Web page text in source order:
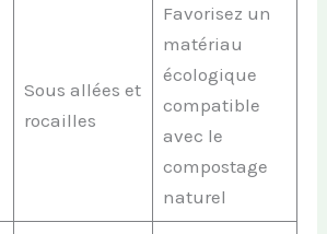
Sous allées et
rocailles
Favorisez un
matériau
écologique
compatible
avec le
compostage
naturel